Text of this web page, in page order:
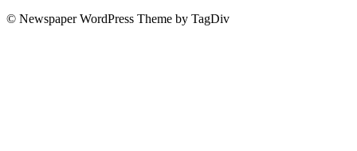
© Newspaper WordPress Theme by TagDiv